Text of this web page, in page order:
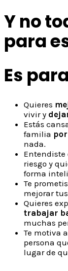
Y no
para
Es
Quieres
vivir y
Estás
familia
nada.
Entendiste
riesgo y
forma
Te
mejorar
Quieres
trabajar
muchas
Te motiva
persona
lugar de